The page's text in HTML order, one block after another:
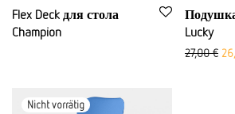
Flex Deck для стола
Champion
Lucky
27,00€